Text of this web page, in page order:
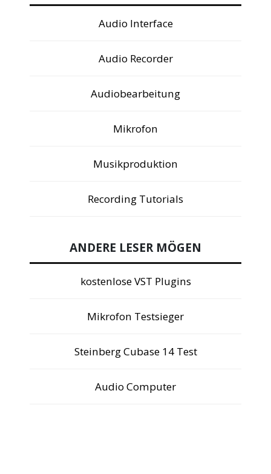
Audio Interface
Audio Recorder
Audiobearbeitung
Mikrofon
Musikproduktion
Recording Tutorials
ANDERE LESER MÖGEN
kostenlose VST Plugins
Mikrofon Testsieger
Steinberg Cubase 14 Test
Audio Computer